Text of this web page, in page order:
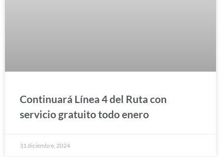
Continuará Línea 4 del Ruta con
servicio gratuito todo enero
31 diciembre, 2024